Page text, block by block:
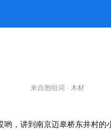
怎么找才不会
来自胞组词 · 木材
哟，讲到南京迈皋桥东井村